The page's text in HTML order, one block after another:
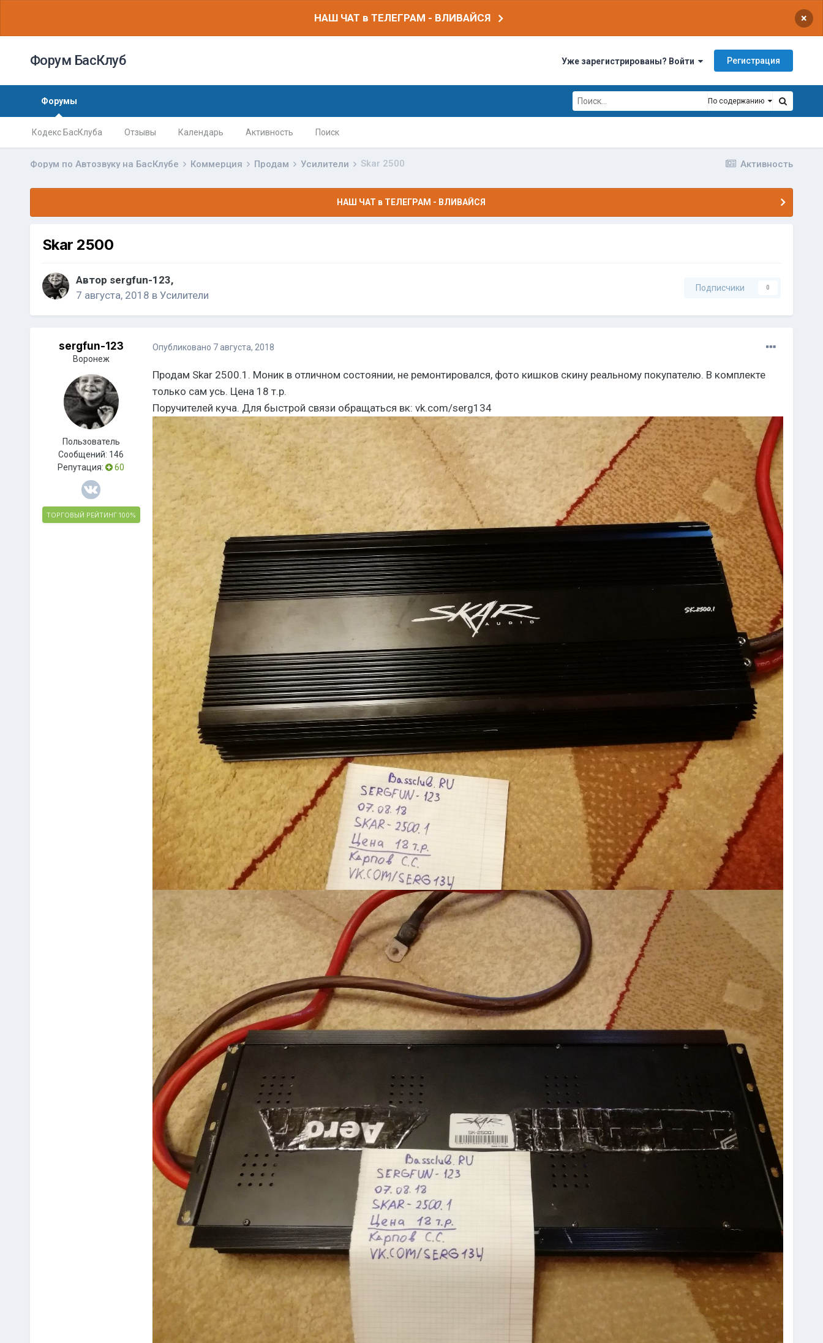
НАШ ЧАТ в ТЕЛЕГРАМ - ВЛИВАЙСЯ ×
Форум БасКлуб Уже зарегистрированы? Войти Регистрация
Форумы
Кодекс БасКлуба Отзывы Календарь Активность Поиск
По содержанию
Активность
Форум по Автозвуку на БасКлубе Коммерция Продам Усилители Skar 2500
НАШ ЧАТ в ТЕЛЕГРАМ - ВЛИВАЙСЯ
Skar 2500
Автор sergfun-123,
7 августа, 2018 в Усилители
Подписчики 0
sergfun-123
Воронеж
Пользователь
Сообщений: 146
Репутация:
60
ТОРГОВЫЙ РЕЙТИНГ 100%
Опубликовано 7 августа, 2018
Продам Skar 2500.1. Моник в отличном состоянии, не ремонтировался, фото кишков скину реальному покупателю. В комплекте
только сам усь. Цена 18 т.р.
Поручителей куча. Для быстрой связи обращаться вк: vk.com/serg134